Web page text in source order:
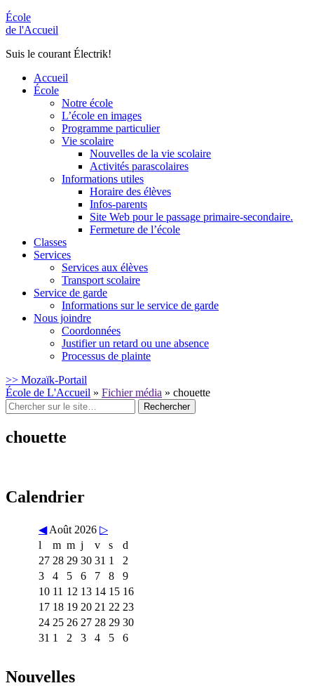
École
de l'Accueil
Suis le courant Électrik!
Accueil
École
Notre école
L’école en images
Programme particulier
Vie scolaire
Nouvelles de la vie scolaire
Activités parascolaires
Informations utiles
Horaire des élèves
Infos-parents
Site Web pour le passage primaire-secondaire.
Fermeture de l’école
Classes
Services
Services aux élèves
Transport scolaire
Service de garde
Informations sur le service de garde
Nous joindre
Coordonnées
Justifier un retard ou une absence
Processus de plainte
>> Mozaïk-Portail
École de L'Accueil » Fichier média » chouette
Rechercher
:
chouette
Calendrier
◀ Août 2026 ▷
l
m m j v s
d
27 28 29 30 31 1
2
3
4 5 6 7 8
9
10 11 12 13 14 15 16
17 18 19 20 21 22 23
24 25 26 27 28 29 30
31 1 2 3 4 5 6
Nouvelles